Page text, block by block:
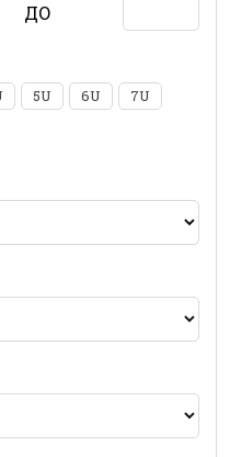
ДО
5U 6U
7U